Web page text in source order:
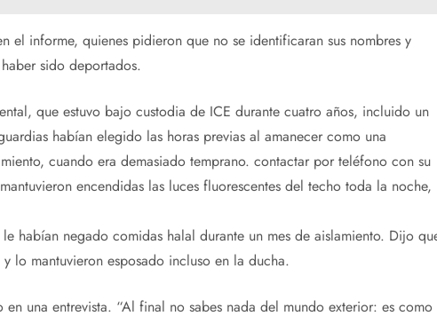
el informe, quienes pidieron que no se identificaran sus nombres y
sido deportados.
que estuvo bajo custodia de ICE durante cuatro años, incluido un
habían elegido las horas previas al amanecer como una
cuando era demasiado temprano. contactar por teléfono con su
encendidas las luces fluorescentes del techo toda la noche,
habían negado comidas halal durante un mes de aislamiento. Dijo
lo mantuvieron esposado incluso en la ducha.
una entrevista. “Al final no sabes nada del mundo exterior: es como